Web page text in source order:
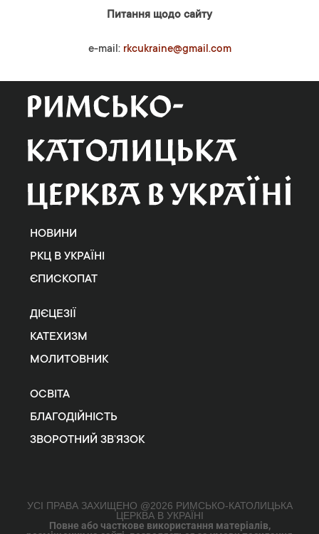
Питання щодо сайту
e-mail: rkcukraine@gmail.com
НОВИНИ
РКЦ В УКРАЇНІ
ЄПИСКОПАТ
ДІЄЦЕЗІЇ
КАТЕХИЗМ
МОЛИТОВНИК
ОСВІТА
БЛАГОДІЙНІСТЬ
ЗВОРОТНИЙ ЗВ’ЯЗОК
УСІ ПРАВА ЗАХИЩЕНО @2026 РИМСЬКО-КАТОЛИЦЬКА
ЦЕРКВА В УКРАЇНІ
Повне або часткове використання матеріалів,